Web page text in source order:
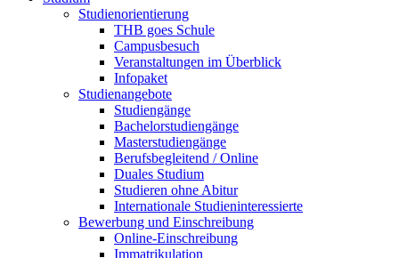
Studienorientierung
THB goes Schule
Campusbesuch
Veranstaltungen im Überblick
Infopaket
Studienangebote
Studiengänge
Bachelorstudiengänge
Masterstudiengänge
Berufsbegleitend / Online
Duales Studium
Studieren ohne Abitur
Internationale Studieninteressierte
Bewerbung und Einschreibung
Online-Einschreibung
Immatrikulation